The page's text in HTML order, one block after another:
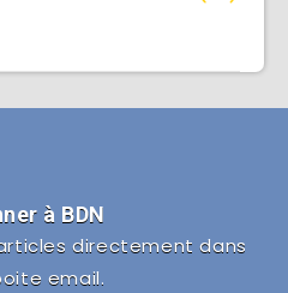
à BDN
directement dans
email.